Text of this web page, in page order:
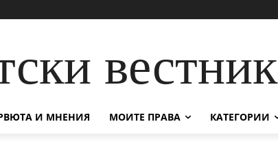
вестник
И МНЕНИЯ МОИТЕ ПРАВА КАТЕГОРИИ